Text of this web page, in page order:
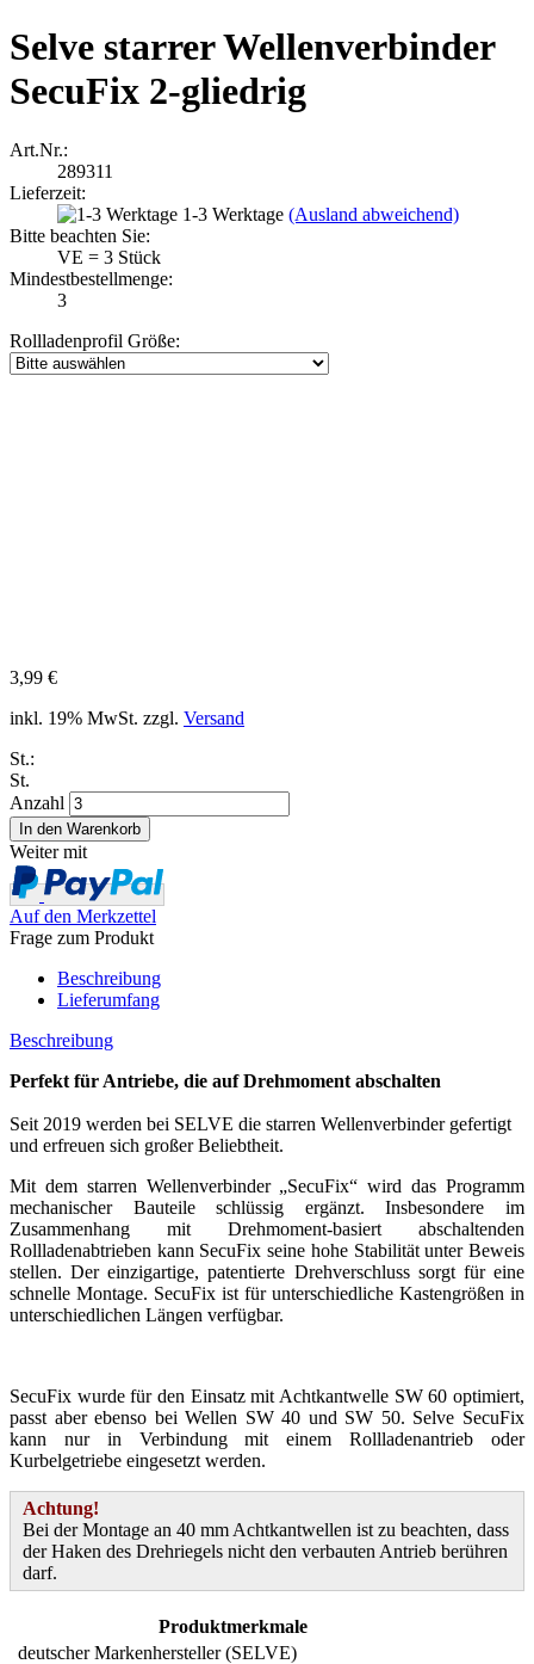
Selve starrer Wellenverbinder
SecuFix 2-gliedrig
Art.Nr.:
289311
Lieferzeit:
1-3 Werktage (Ausland abweichend)
Bitte beachten Sie:
VE = 3 Stück
Mindestbestellmenge:
3
Rollladenprofil Größe:
3,99 €
inkl. 19% MwSt. zzgl. Versand
St.:
St.
Anzahl
Weiter mit
Auf den Merkzettel
Frage zum Produkt
Beschreibung
Lieferumfang
Beschreibung
Perfekt für Antriebe, die auf Drehmoment abschalten
Seit 2019 werden bei SELVE die starren Wellenverbinder gefertigt
und erfreuen sich großer Beliebtheit.
Mit dem starren Wellenverbinder „SecuFix“ wird das Programm
mechanischer Bauteile schlüssig ergänzt. Insbesondere im
Zusammenhang mit Drehmoment-basiert abschaltenden
Rollladenabtrieben kann SecuFix seine hohe Stabilität unter Beweis
stellen. Der einzigartige, patentierte Drehverschluss sorgt für eine
schnelle Montage. SecuFix ist für unterschiedliche Kastengrößen in
unterschiedlichen Längen verfügbar.
SecuFix wurde für den Einsatz mit Achtkantwelle SW 60 optimiert,
passt aber ebenso bei Wellen SW 40 und SW 50. Selve SecuFix
kann nur in Verbindung mit einem Rollladenantrieb oder
Kurbelgetriebe eingesetzt werden.
Achtung!
Bei der Montage an 40 mm Achtkantwellen ist zu beachten, dass
der Haken des Drehriegels nicht den verbauten Antrieb berühren
darf.
Produktmerkmale
deutscher Markenhersteller (SELVE)